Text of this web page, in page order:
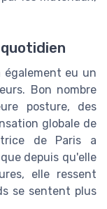
également eu un
Bon nombre
posture, des
globale de
de Paris a
depuis qu'elle
elle ressent
se sentent plus